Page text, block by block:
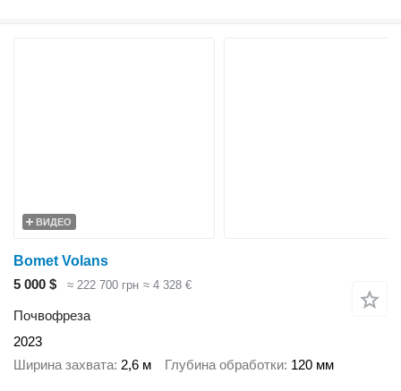
ВИДЕО
Bomet Volans
5 000 $
≈ 222 700 грн ≈ 4 328 €
Почвофреза
2023
Ширина захвата 2,6 м Глубина обработки 120 мм